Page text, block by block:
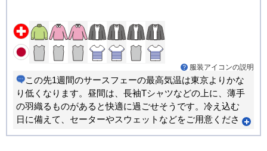
服装アイコンの説明
この先1週間のサースフェーの最高気温は東京よりかな
り低くなります。昼間は、長袖Tシャツなどの上に、薄手
の羽織るものがあると快適に過ごせそうです。冷え込む
日に備えて、セーターやスウェットなどをご用意くださ